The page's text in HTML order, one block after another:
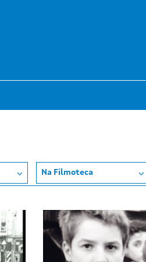
Na Filmoteca